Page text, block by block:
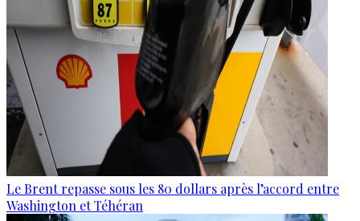
Le Brent repasse sous les 80 dollars après l’accord entre
Washington et Téhéran